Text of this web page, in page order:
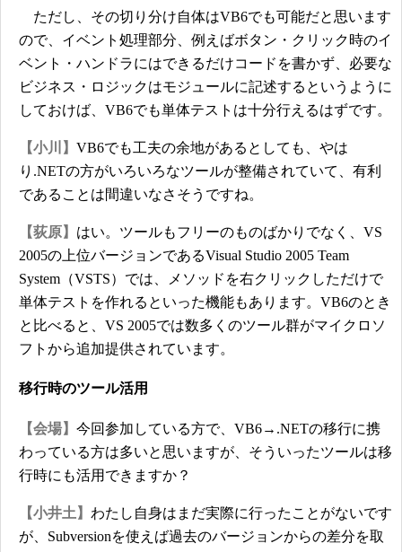
ただし、その切り分け自体はVB6でも可能だと思います
ので、イベント処理部分、例えばボタン・クリック時のイ
ベント・ハンドラにはできるだけコードを書かず、必要な
ビジネス・ロジックはモジュールに記述するというように
しておけば、VB6でも単体テストは十分行えるはずです。
【小川】 VB6でも工夫の余地があるとしても、やは
り.NETの方がいろいろなツールが整備されていて、有利
であることは間違いなさそうですね。
【荻原】 はい。ツールもフリーのものばかりでなく、VS
2005の上位バージョンであるVisual Studio 2005 Team
System（VSTS）では、メソッドを右クリックしただけで
単体テストを作れるといった機能もあります。VB6のとき
と比べると、VS 2005では数多くのツール群がマイクロソ
フトから追加提供されています。
移行時のツール活用
【会場】 今回参加している方で、VB6→.NETの移行に携
わっている方は多いと思いますが、そういったツールは移
行時にも活用できますか？
【小井土】 わたし自身はまだ実際に行ったことがないです
が、Subversionを使えば過去のバージョンからの差分を取